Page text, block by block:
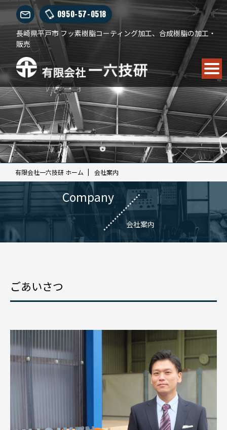
0950-57-0518
長崎県平戸市 フッ素樹脂コーティング加工、合成樹脂の加工・
販売
有限会社一六技研 ホーム 会社案内
Company
会社案内
ごあいさつ